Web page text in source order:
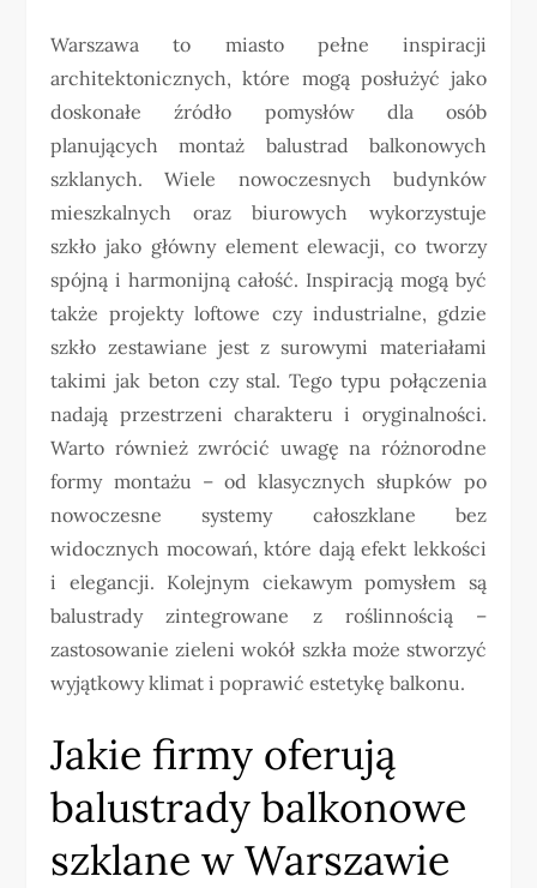
Warszawa to miasto pełne inspiracji
architektonicznych, które mogą posłużyć jako
doskonałe źródło pomysłów dla osób
planujących montaż balustrad balkonowych
szklanych. Wiele nowoczesnych budynków
mieszkalnych oraz biurowych wykorzystuje
szkło jako główny element elewacji, co tworzy
spójną i harmonijną całość. Inspiracją mogą być
także projekty loftowe czy industrialne, gdzie
szkło zestawiane jest z surowymi materiałami
takimi jak beton czy stal. Tego typu połączenia
nadają przestrzeni charakteru i oryginalności.
Warto również zwrócić uwagę na różnorodne
formy montażu – od klasycznych słupków po
nowoczesne systemy całoszklane bez
widocznych mocowań, które dają efekt lekkości
i elegancji. Kolejnym ciekawym pomysłem są
balustrady zintegrowane z roślinnością –
zastosowanie zieleni wokół szkła może stworzyć
wyjątkowy klimat i poprawić estetykę balkonu.
Jakie firmy oferują
balustrady balkonowe
szklane w Warszawie